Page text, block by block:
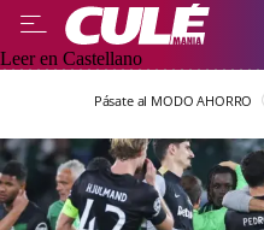
Leer en Castellano
Pásate al MODO AHORRO